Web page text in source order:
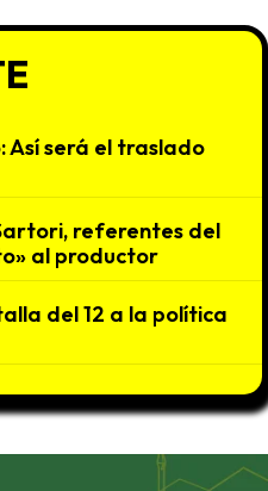
será el traslado
referentes del
al productor
del 12 a la política